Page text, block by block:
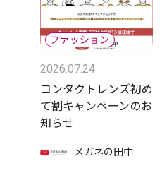
2026.07.24
コンタクトレンズ初め
て割キャンペーンのお
知らせ
メガネの田中